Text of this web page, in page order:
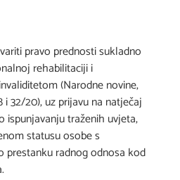
pravo prednosti sukladno
rehabilitaciji i
(Narodne novine,
i 32/20), uz prijavu na natječaj
ispunjavanju traženih uvjeta,
statusu osobe s
prestanku radnog odnosa kod